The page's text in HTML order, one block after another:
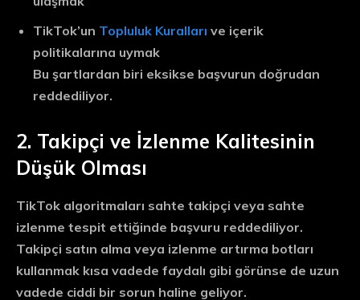
TikTok’un Topluluk Kuralları ve içerik
politikalarına uymak
Bu şartlardan biri eksikse başvurun doğrudan
reddediliyor.
2. Takipçi ve İzlenme Kalitesinin
Düşük Olması
TikTok algoritmaları sahte takipçi veya sahte
izlenme tespit ettiğinde başvuru reddediliyor.
Takipçi satın alma veya izlenme artırma botları
kullanmak kısa vadede faydalı gibi görünse de uzun
vadede ciddi bir sorun haline geliyor.